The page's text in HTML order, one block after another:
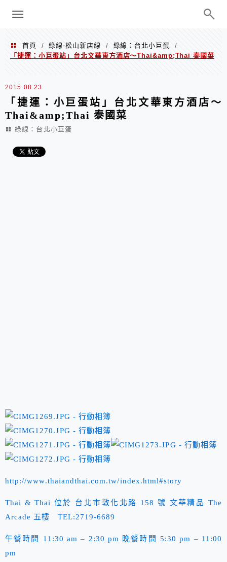
巧、世界走透透
menu
首頁 / 綠線-松山新店線 / 綠線：台北小巨蛋
/
「捷運：小巨蛋站」台北文華東方酒店～Thai&amp;Thai 泰國菜
2015.08.23
「捷運：小巨蛋站」台北文華東方酒店～
Thai&amp;Thai 泰國菜
綠線：台北小巨蛋
http://www.thaiandthai.com.tw/index.html#story
Thai & Thai 位於 台北市敦化北路 158 號 文華精品 The
Arcade 五樓 TEL:2719-6689
午餐時間 11:30 am – 2:30 pm 晚餐時間 5:30 pm – 11:00
pm